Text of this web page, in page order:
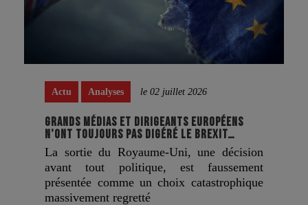
Actu Analyses le 02 juillet 2026
GRANDS MÉDIAS ET DIRIGEANTS EUROPÉENS
N’ONT TOUJOURS PAS DIGÉRÉ LE BREXIT…
La sortie du Royaume-Uni, une décision
avant tout politique, est faussement
présentée comme un choix catastrophique
massivement regretté